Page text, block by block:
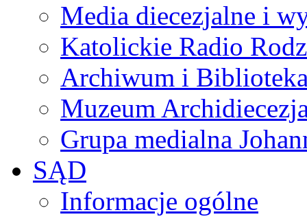
Media diecezjalne i
Katolickie Radio
Archiwum i
Muzeum
Grupa medialna
SĄD
Informacje ogólne